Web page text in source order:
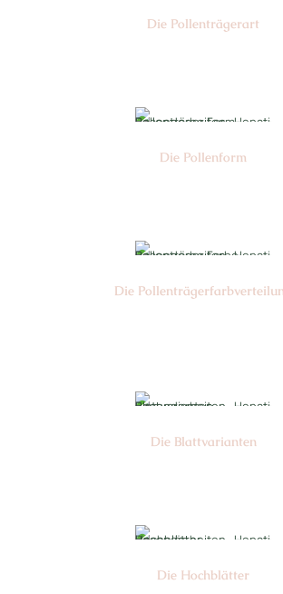
Die Pollen­trägerart
Die Pollen­form
Die
Die Blattvarianten
Die Hochblätter